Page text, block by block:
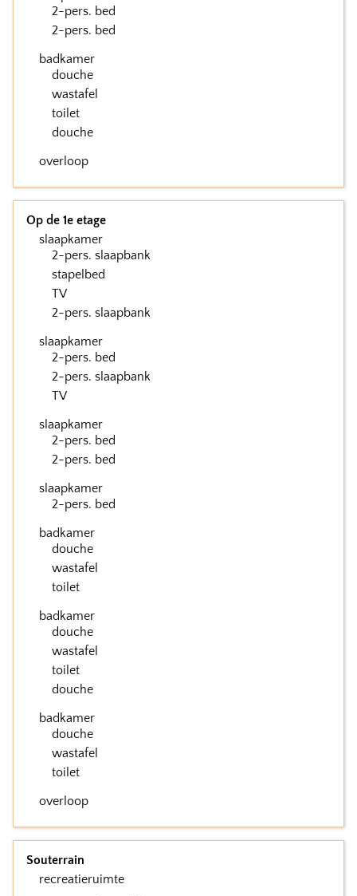
2-pers. bed
2-pers. bed
badkamer
douche
wastafel
toilet
douche
overloop
Op de 1e etage
slaapkamer
2-pers. slaapbank
stapelbed
TV
2-pers. slaapbank
slaapkamer
2-pers. bed
2-pers. slaapbank
TV
slaapkamer
2-pers. bed
2-pers. bed
slaapkamer
2-pers. bed
badkamer
douche
wastafel
toilet
badkamer
douche
wastafel
toilet
douche
badkamer
douche
wastafel
toilet
overloop
Souterrain
recreatieruimte